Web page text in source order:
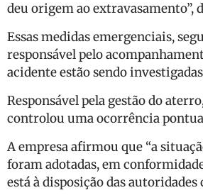
deu origem ao extravasamento”,
Essas medidas emergenciais,
responsável pelo
acidente estão sendo
Responsável pela gestão do
controlou uma ocorrência
A empresa afirmou que “a
foram adotadas, em
está à disposição das